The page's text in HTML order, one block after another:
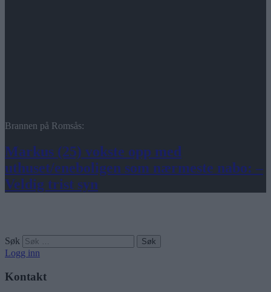
Brannen på Romsås:
Markus (25) vokste opp med
uthuset/eneboligen som nærmeste nabo: –
Veldig trist syn
Søk
Logg inn
Kontakt